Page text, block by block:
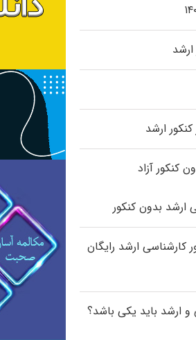
کنکور ارشد
کنکور آزاد
ارشد بدون کنکور
کارشناسی ارشد رایگان
و ارشد باید یکی باشد؟